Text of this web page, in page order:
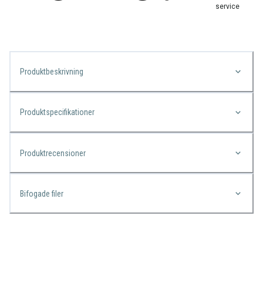
service
Produktbeskrivning
Produktspecifikationer
Produktrecensioner
Bifogade filer